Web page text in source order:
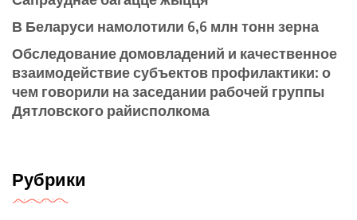
В Беларуси намолотили 6,6 млн тонн зерна
Обследование домовладений и качественное
взаимодействие субъектов профилактики: о
чем говорили на заседании рабочей группы
Дятловского райисполкома
Рубрики